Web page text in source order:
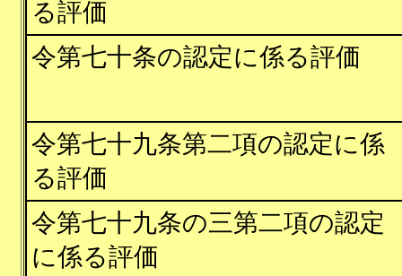
る評価
令第七十条の認定に係る評価
令第七十九条第二項の認定に係
る評価
令第七十九条の三第二項の認定
に係る評価